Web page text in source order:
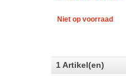
Niet op voorraad
1 Artikel(en)